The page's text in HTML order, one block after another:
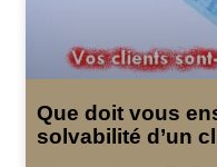
Que doit vous
solvabilité d’un